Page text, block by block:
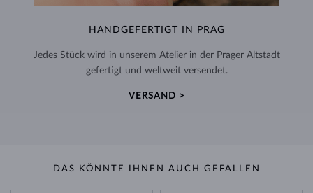
HANDGEFERTIGT IN PRAG
Jedes Stück wird in unserem Atelier in der Prager Altstadt
gefertigt und weltweit versendet.
VERSAND >
DAS KÖNNTE IHNEN AUCH GEFALLEN